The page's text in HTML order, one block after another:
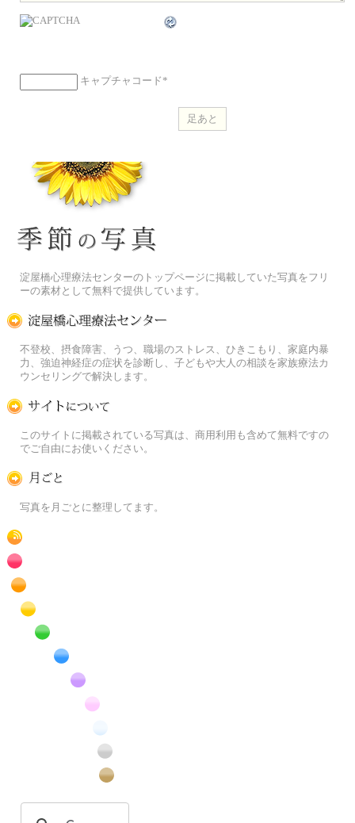
キャプチャコード *
淀屋橋心理療法センターのトップページに掲載していた写真をフリ
ーの素材として無料で提供しています。
不登校、摂食障害、うつ、職場のストレス、ひきこもり、家庭内暴
力、強迫神経症の症状を診断し、子どもや大人の相談を家族療法カ
ウンセリングで解決します。
このサイトに掲載されている写真は、商用利用も含めて無料ですの
でご自由にお使いください。
写真を月ごとに整理してます。
RSS
赤色の花のフリー写真素材
橙色の花のフリー写真素材
黄色の花のフリー写真素材
緑色の花のフリー写真素材
青色の花のフリー写真素材
紫色の花のフリー写真素材
白色の花のフリー写真素材
昆虫のフリー写真素材